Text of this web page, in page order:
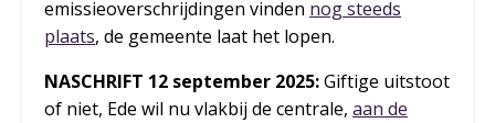
emissieoverschrijdingen vinden nog steeds
plaats, de gemeente laat het lopen.
NASCHRIFT 12 september 2025:Giftige uitstoot
of niet, Ede wil nu vlakbij de centrale, aan de